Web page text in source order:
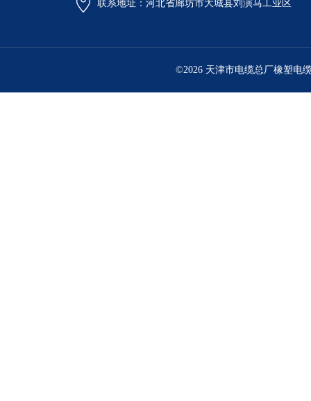
联系地址：河北省廊坊市大城县刘演马工业区
©2026 天津市电缆总厂橡塑电